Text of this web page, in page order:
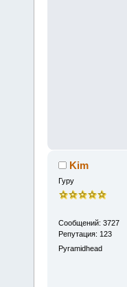
Kim
Гуру
Сообщений: 3727
Репутация: 123
Pyramidhead